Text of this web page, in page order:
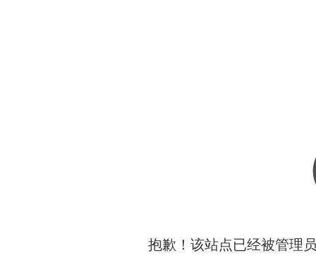
抱歉！该站点已经被管理